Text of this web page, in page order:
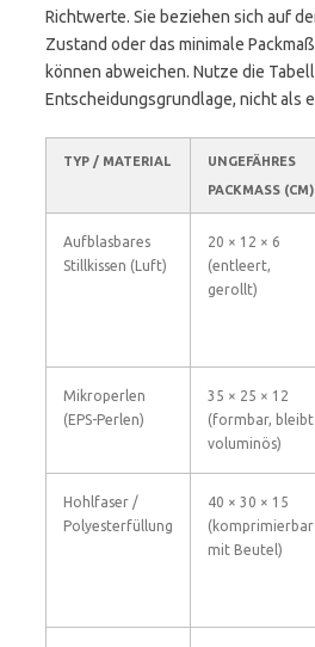
Richtwerte. Sie beziehen sich auf
Zustand oder das minimale
können abweichen. Nutze die
Entscheidungsgrundlage, nicht als
TYP / MATERIAL
UNGEFÄHRES
PACKMASS (CM)
Aufblasbares
Stillkissen (Luft)
20 × 12 × 6
(entleert,
gerollt)
Mikroperlen
(EPS-Perlen)
35 × 25 × 12
(formbar, bleibt
voluminös)
Hohlfaser /
Polyesterfüllung
40 × 30 × 15
(komprimierbar
mit Beutel)